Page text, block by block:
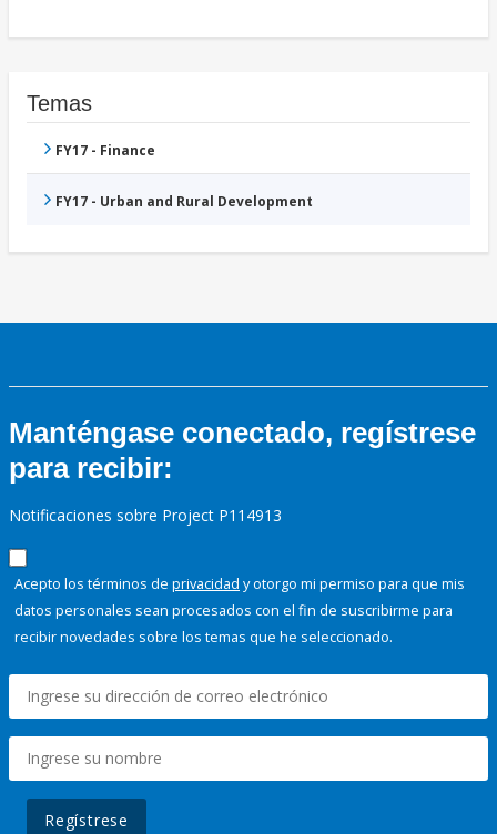
Temas
FY17 - Finance
FY17 - Urban and Rural Development
Manténgase conectado, regístrese
para recibir:
Notificaciones sobre Project P114913
Acepto los términos de privacidad y otorgo mi permiso para que mis
datos personales sean procesados con el fin de suscribirme para
recibir novedades sobre los temas que he seleccionado.
Regístrese